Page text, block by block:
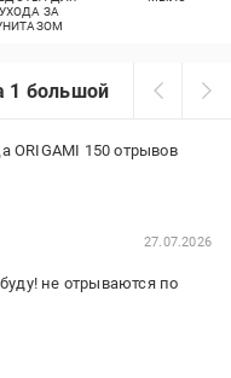
УХОДА ЗА
большой рулон
ORIGAMI 150 отрывов
27.07.2026
не отрываются по